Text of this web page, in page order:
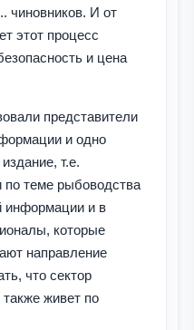
чиновников. И от
этот процесс
и цена
представители
и одно
т.е.
теме рыбоводства
информации и в
которые
направление
что сектор
живет по